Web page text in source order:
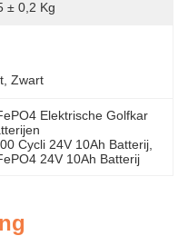
± 0,2 Kg
Zwart
Elektrische Golfkar
Cycli 24V 10Ah Batterij
24V 10Ah Batterij